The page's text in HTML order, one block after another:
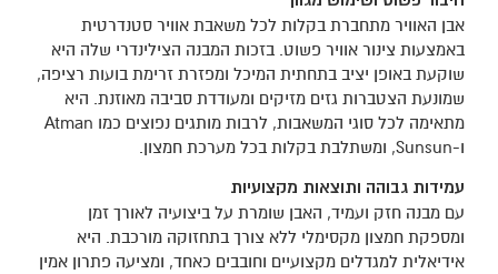
אבן האוויר מתחברת בקלות לכל משאבת אוויר סטנדרטית
באמצעות צינור אוויר פשוט. בזכות המבנה הצילינדרי שלה היא
שוקעת באופן יציב בתחתית המיכל ומפזרת זרימת בועות רציפה,
שמונעת הצטברות גזים מזיקים ומעודדת סביבה מאוזנת. היא
מתאימה לכל סוגי המשאבות, לרבות מותגים נפוצים כמו Atman
ו-Sunsun, ומשתלבת בקלות בכל מערכת חמצון.
עמידות גבוהה ותוצאות מקצועיות
עם מבנה חזק ועמיד, האבן שומרת על ביצועיה לאורך זמן
ומספקת חמצון מקסימלי ללא צורך בתחזוקה מורכבת. היא
אידיאלית למגדלים מקצועיים וחובבים כאחד, ומציעה פתרון אמין